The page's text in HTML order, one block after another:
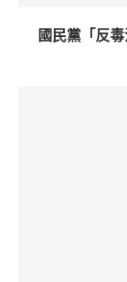
國民黨「反